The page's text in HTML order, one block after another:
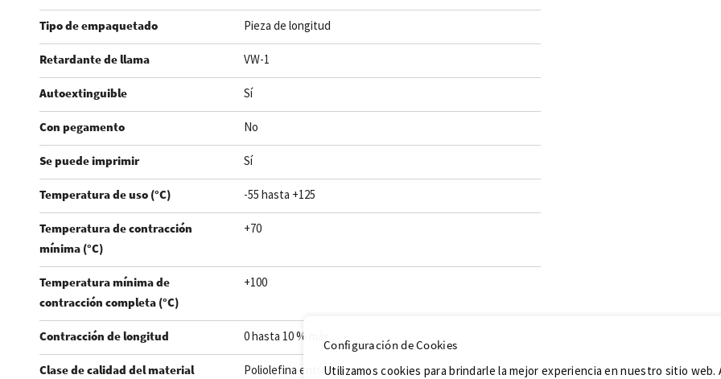
Tipo de empaquetado Pieza de longitud
Retardante de llama VW-1
Autoextinguible Sí
Con pegamento No
Se puede imprimir Sí
Temperatura de uso (°C) -55 hasta +125
Temperatura de contracción
mínima (°C)
+70
Temperatura mínima de
contracción completa (°C)
+100
Contracción de longitud 0 hasta 10 % máx.
Clase de calidad del material Poliolefina entrecruzada
Configuración de Cookies
Utilizamos cookies para brindarle la mejor experiencia en nuestro sitio web.